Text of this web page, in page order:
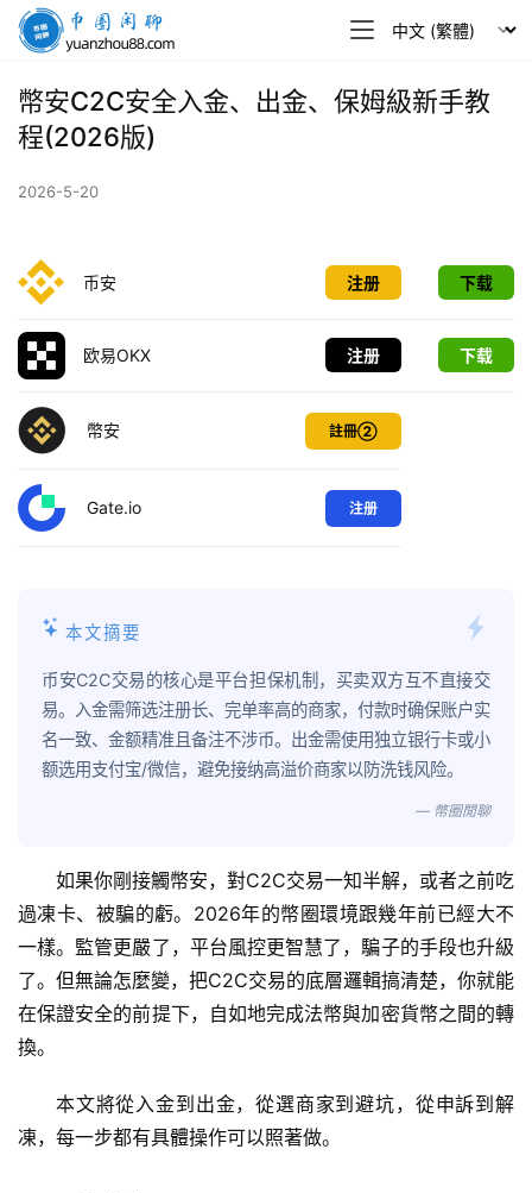
幣
閒
聊
幣安C2C安全入金、出金、保姆級新手教
程(2026版)
2026-5-20
币安 注册 下载
欧易OKX 注册 下载
幣安 註冊②
Gate.io 注册
本文摘要
币安C2C交易的核心是平台担保机制，买卖双方互不直接交
易。入金需筛选注册长、完单率高的商家，付款时确保账户实
名一致、金额精准且备注不涉币。出金需使用独立银行卡或小
额选用支付宝/微信，避免接纳高溢价商家以防洗钱风险。
— 幣圈閒聊
如果你剛接觸幣安，對C2C交易一知半解，或者之前吃
過凍卡、被騙的虧。2026年的幣圈環境跟幾年前已經大不
一樣。監管更嚴了，平台風控更智慧了，騙子的手段也升級
了。但無論怎麼變，把C2C交易的底層邏輯搞清楚，你就能
在保證安全的前提下，自如地完成法幣與加密貨幣之間的轉
換。
本文將從入金到出金，從選商家到避坑，從申訴到解
凍，每一步都有具體操作可以照著做。